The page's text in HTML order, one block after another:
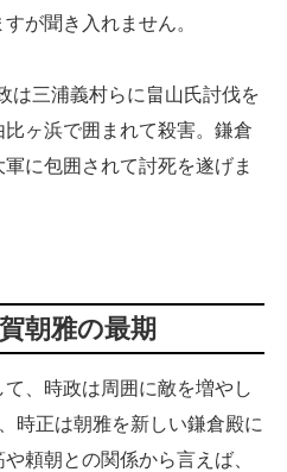
が聞き入れません。
は三浦義村らに畠山氏討伐を
ヶ浜で囲まれて殺害。鎌倉
に包囲されて討死を遂げま
朝雅の最期
、時政は周囲に敵を増やし
時正は朝雅を新しい鎌倉殿に
頼朝との関係から言えば、